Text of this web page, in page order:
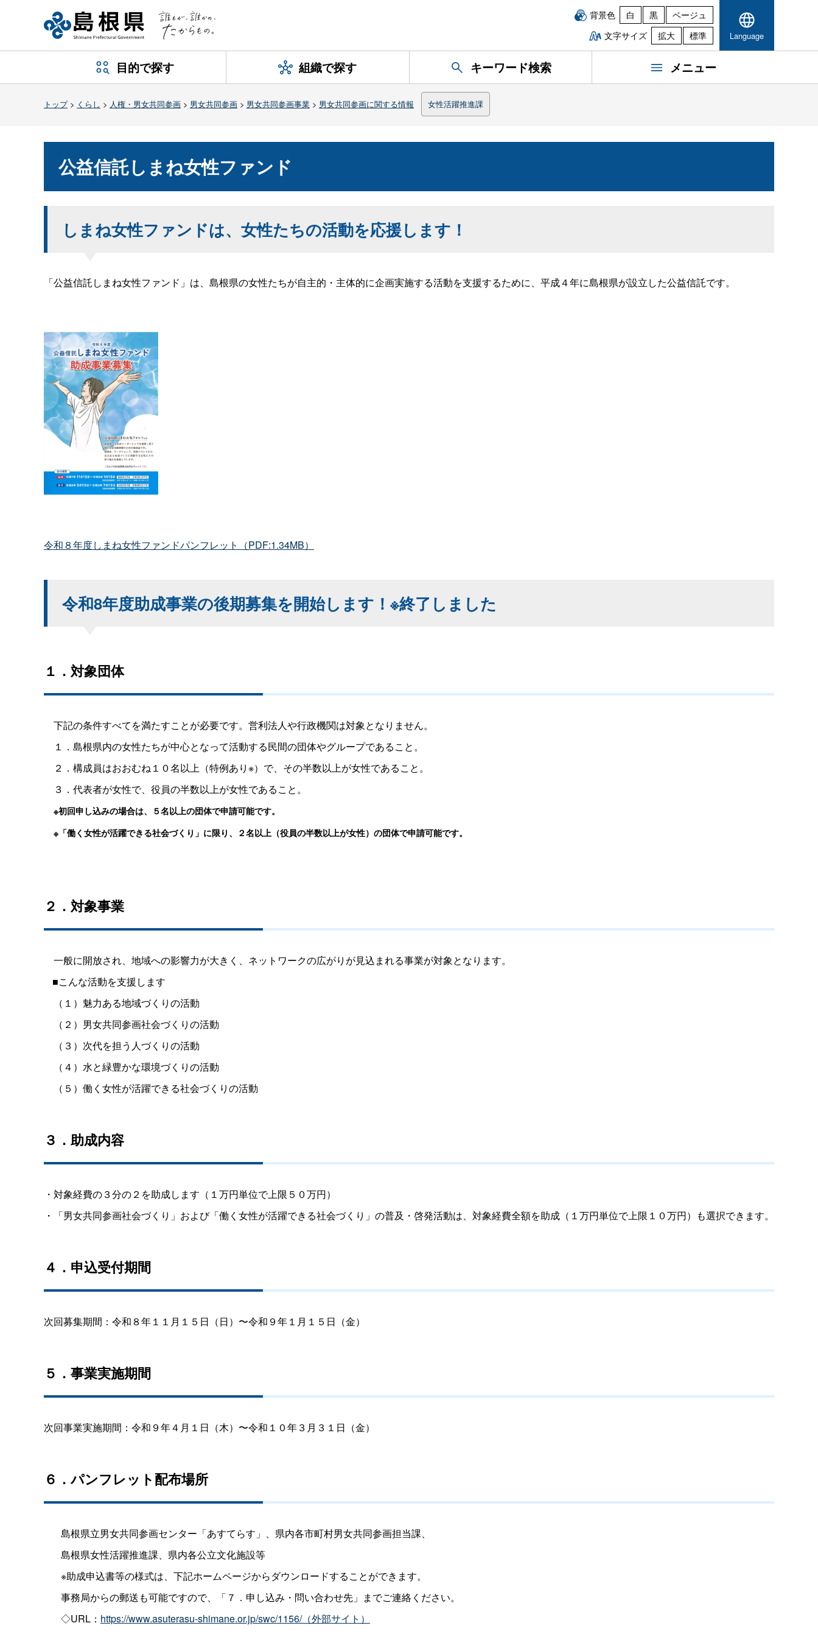
背景色 白 黒
ベージュ
文字サイズ
拡大 標準 Language
目的で探す 組織で探す キーワード検索 メニュー
トップ> くらし > 人権・男女共同参画 > 男女共同参画 > 男女共同参画事業 > 男女共同参画に関する情報 女性活躍推進課
公益信託しまね女性ファンド
しまね女性ファンドは、女性たちの活動を応援します！
「公益信託しまね女性ファンド」は、島根県の女性たちが自主的・主体的に企画実施する活動を支援するために、平成４年に島根県が設立した公益信託です。
令和８年度しまね女性ファンドパンフレット（PDF:1.34MB）
令和8年度助成事業の後期募集を開始します！※終了しました
１．対象団体
下記の条件すべてを満たすことが必要です。営利法人や行政機関は対象となりません。
１．島根県内の女性たちが中心となって活動する民間の団体やグループであること。
２．構成員はおおむね１０名以上（特例あり※）で、その半数以上が女性であること。
３．代表者が女性で、役員の半数以上が女性であること。
※初回申し込みの場合は、５名以上の団体で申請可能です。
※「働く女性が活躍できる社会づくり」に限り、２名以上（役員の半数以上が女性）の団体で申請可能です。
２．対象事業
一般に開放され、地域への影響力が大きく、ネットワークの広がりが見込まれる事業が対象となります。
■こんな活動を支援します
（１）魅力ある地域づくりの活動
（２）男女共同参画社会づくりの活動
（３）次代を担う人づくりの活動
（４）水と緑豊かな環境づくりの活動
（５）働く女性が活躍できる社会づくりの活動
３．助成内容
・対象経費の３分の２を助成します（１万円単位で上限５０万円）
・「男女共同参画社会づくり」および「働く女性が活躍できる社会づくり」の普及・啓発活動は、対象経費全額を助成（１万円単位で上限１０万円）も選択できます。
４．申込受付期間
次回募集期間：令和８年１１月１５日（日）〜令和９年１月１５日（金）
５．事業実施期間
次回事業実施期間：令和９年４月１日（木）〜令和１０年３月３１日（金）
６．パンフレット配布場所
島根県立男女共同参画センター「あすてらす」、県内各市町村男女共同参画担当課、
島根県女性活躍推進課、県内各公立文化施設等
※助成申込書等の様式は、下記ホームページからダウンロードすることができます。
事務局からの郵送も可能ですので、「７．申し込み・問い合わせ先」までご連絡ください。
◇URL： https://www.asuterasu-shimane.or.jp/swc/1156/（外部サイト）